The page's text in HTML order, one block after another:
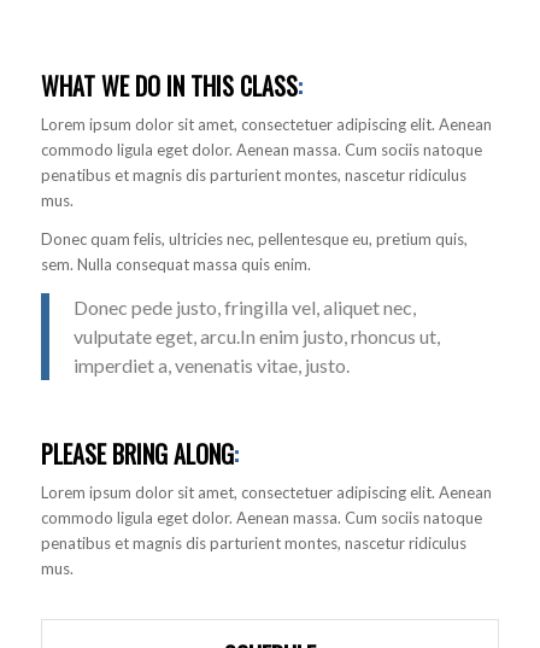
WHAT WE DO IN THIS CLASS:
Lorem ipsum dolor sit amet, consectetuer adipiscing elit. Aenean
commodo ligula eget dolor. Aenean massa. Cum sociis natoque
penatibus et magnis dis parturient montes, nascetur ridiculus
mus.
Donec quam felis, ultricies nec, pellentesque eu, pretium quis,
sem. Nulla consequat massa quis enim.
Donec pede justo, fringilla vel, aliquet nec,
vulputate eget, arcu.In enim justo, rhoncus ut,
imperdiet a, venenatis vitae, justo.
PLEASE BRING ALONG:
Lorem ipsum dolor sit amet, consectetuer adipiscing elit. Aenean
commodo ligula eget dolor. Aenean massa. Cum sociis natoque
penatibus et magnis dis parturient montes, nascetur ridiculus
mus.